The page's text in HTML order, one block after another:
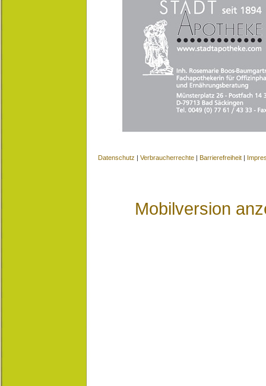
Datenschutz | Verbraucherrechte | Barrierefreiheit |
Mobilversion